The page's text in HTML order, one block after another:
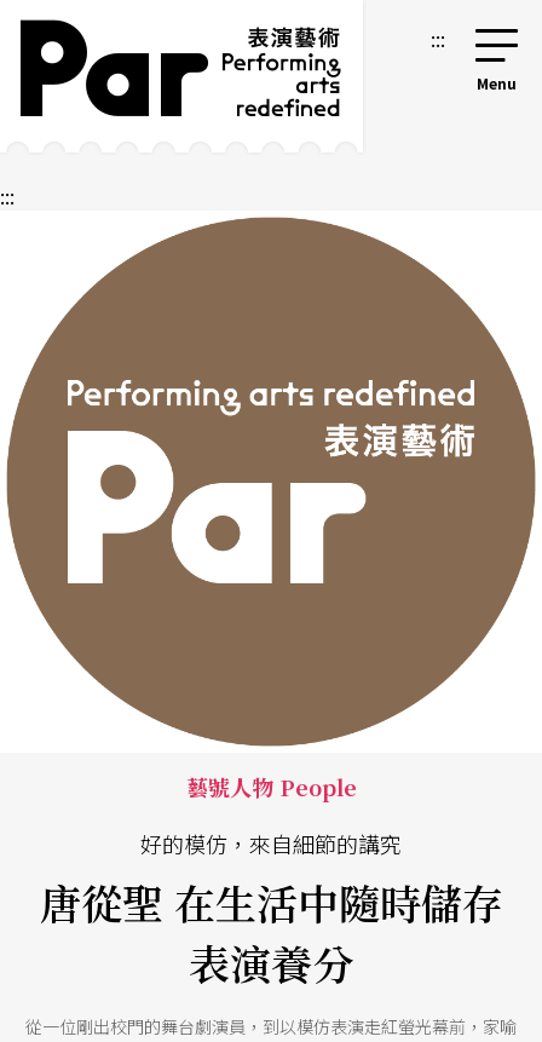
跳到主要內容區塊
網站導覽 :::
:::
藝號人物 People
好的模仿，來自細節的講究
唐從聖 在生活中隨時儲存
表演養分
從一位剛出校門的舞台劇演員，到以模仿表演走紅螢光幕前，家喻